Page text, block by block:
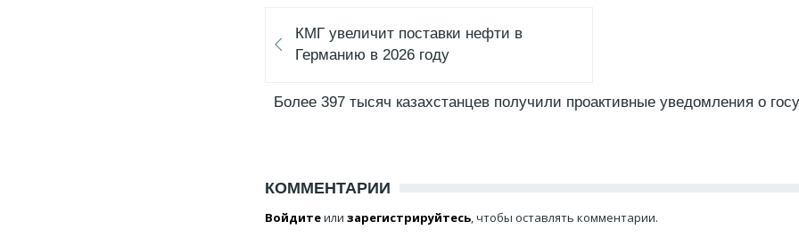
КМГ увеличит поставки нефти в
Германию в 2026 году
Более 397 тысяч казахстанцев получили проактивные уведомления о
КОММЕНТАРИИ
Войдитеили зарегистрируйтесь, чтобы оставлять комментарии.